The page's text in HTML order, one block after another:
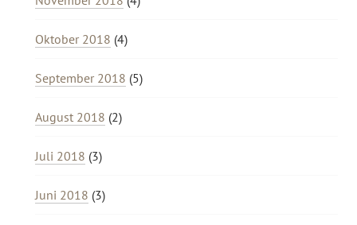
Oktober 2018 (4)
September 2018 (5)
August 2018 (2)
Juli 2018 (3)
Juni 2018 (3)